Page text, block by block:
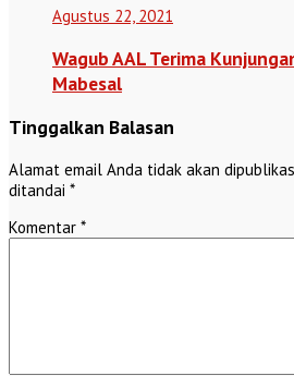
Agustus 22, 2021
Wagub AAL Terima
Mabesal
Tinggalkan Balasan
Alamat email Anda tidak akan
ditandai *
Komentar *